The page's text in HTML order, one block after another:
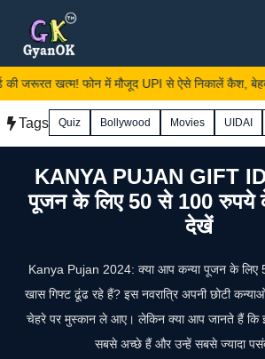
content
जरूरत खत्म! फोन में मौजूद UPI से ऐसे निकालें कैश, बेहद
Tags Quiz Bollywood Movies UIDAI
KANYA PUJAN GIFT
पूजन के लिए 50 से 100 रुपये
देखें
Kanya Pujan 2024: क्या आप कन्या पूजन के
खास गिफ्ट ढूंढ रहे हैं? इस नवरात्रि अपनी छोटी
चेहरे पर मुस्कान ले आए। लेकिन क्या आप जानते हैं कि
सबसे अच्छे हैं और उन्हें सबसे ज्यादा